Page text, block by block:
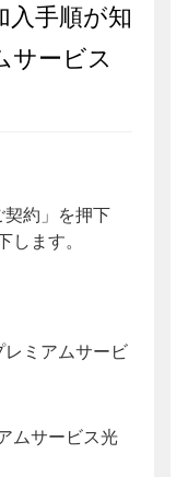
入手順が知
サービス
契約」を押下
します。
レミアムサービ